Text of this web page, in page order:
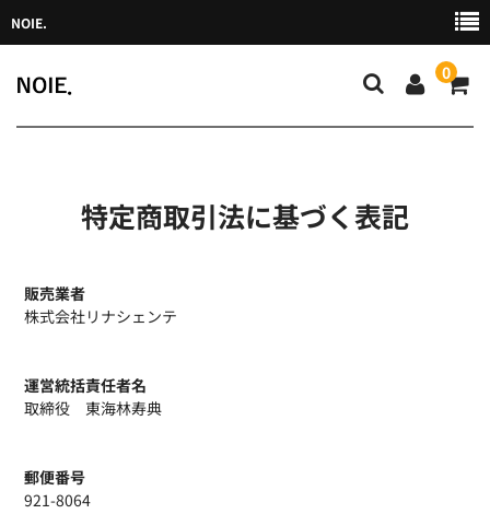
NOIE.
0
NEWS
特定商取引法に基づく表記
販売業者
株式会社リナシェンテ
運営統括責任者名
取締役 東海林寿典
郵便番号
921-8064